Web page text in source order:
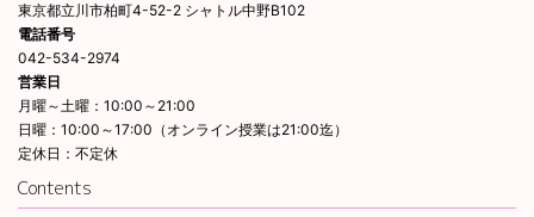
東京都立川市柏町4-52-2 シャトル中野B102
電話番号
042-534-2974
営業日
月曜～土曜：10:00～21:00
日曜：10:00～17:00（オンライン授業は21:00迄）
定休日：不定休
Contents